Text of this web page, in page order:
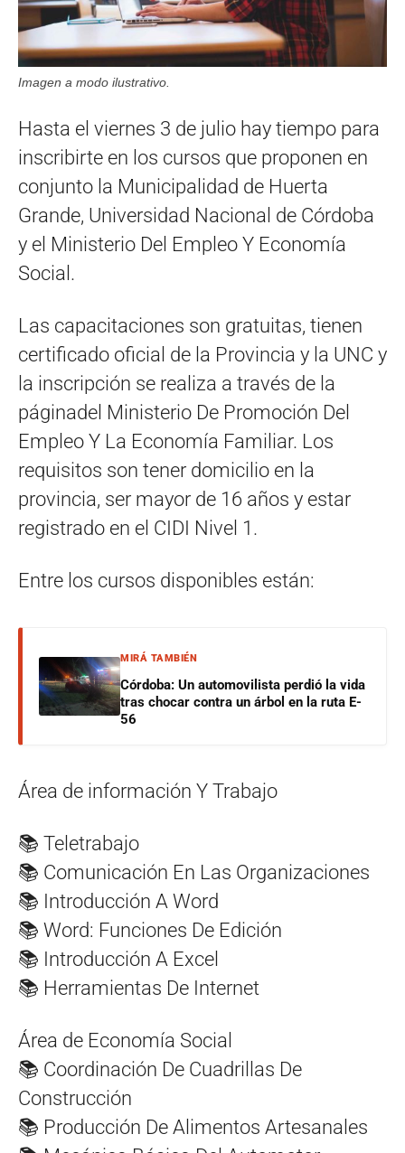
Imagen a modo ilustrativo.
Hasta el viernes 3 de julio hay tiempo para
inscribirte en los cursos que proponen en
conjunto la Municipalidad de Huerta
Grande, Universidad Nacional de Córdoba
y el Ministerio Del Empleo Y Economía
Social.
Las capacitaciones son gratuitas, tienen
certificado oficial de la Provincia y la UNC y
la inscripción se realiza a través de la
páginadel Ministerio De Promoción Del
Empleo Y La Economía Familiar. Los
requisitos son tener domicilio en la
provincia, ser mayor de 16 años y estar
registrado en el CIDI Nivel 1.
Entre los cursos disponibles están:
MIRÁ TAMBIÉN
Córdoba: Un automovilista perdió la vida
tras chocar contra un árbol en la ruta E-
56
Área de información Y Trabajo
📚 Teletrabajo
📚 Comunicación En Las Organizaciones
📚 Introducción A Word
📚 Word: Funciones De Edición
📚 Introducción A Excel
📚 Herramientas De Internet
Área de Economía Social
📚 Coordinación De Cuadrillas De
Construcción
📚 Producción De Alimentos Artesanales